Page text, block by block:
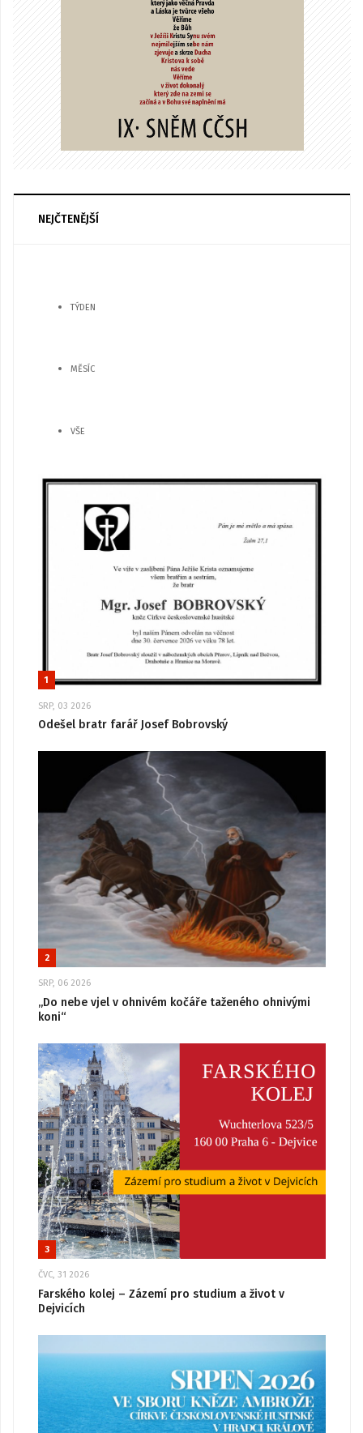
NEJČTENĚJŠÍ
TÝDEN
MĚSÍC
VŠE
1
SRP, 03 2026
Odešel bratr farář Josef Bobrovský
2
SRP, 06 2026
„Do nebe vjel v ohnivém kočáře taženého ohnivými
koni“
3
ČVC, 31 2026
Farského kolej – Zázemí pro studium a život v
Dejvicích